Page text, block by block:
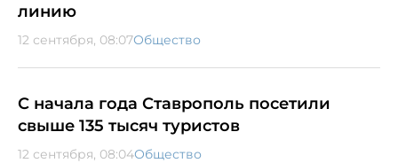
линию
12 сентября, 08:07Общество
С начала года Ставрополь посетили
свыше 135 тысяч туристов
12 сентября, 08:04Общество